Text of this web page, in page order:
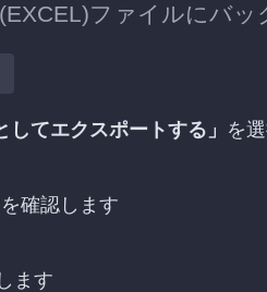
ファイルにバッ
してエクスポートする」 を
確認します
ます